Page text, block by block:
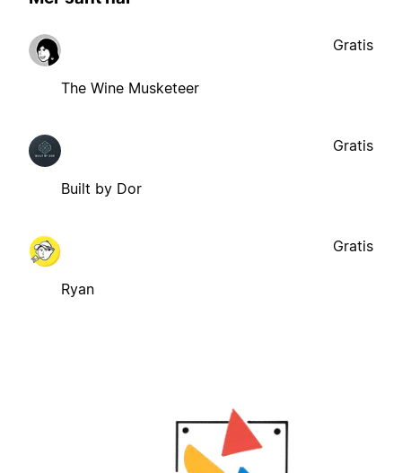
The Wine Musketeer
Gratis
Built by Dor
Gratis
Ryan
Gratis